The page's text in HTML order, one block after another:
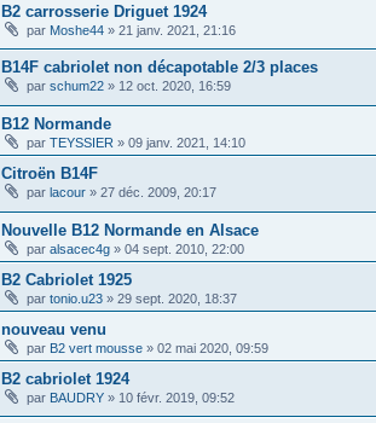
B2 carrosserie Driguet 1924
par Moshe44 » 21 janv. 2021, 21:16
B14F cabriolet non décapotable 2/3 places
par schum22 » 12 oct. 2020, 16:59
B12 Normande
par TEYSSIER » 09 janv. 2021, 14:10
Citroën B14F
par lacour » 27 déc. 2009, 20:17
Nouvelle B12 Normande en Alsace
par alsacec4g » 04 sept. 2010, 22:00
B2 Cabriolet 1925
par tonio.u23 » 29 sept. 2020, 18:37
nouveau venu
par B2 vert mousse » 02 mai 2020, 09:59
B2 cabriolet 1924
par BAUDRY » 10 févr. 2019, 09:52